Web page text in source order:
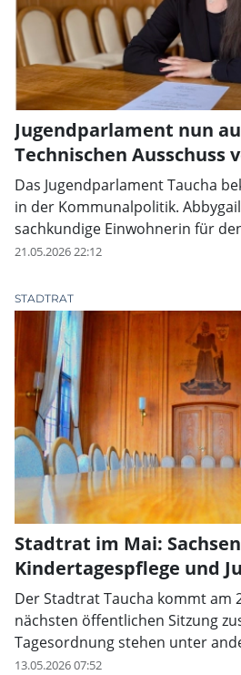
Jugendparlament nun
Technischen Ausschuss
Das Jugendparlament Taucha
in der Kommunalpolitik.
sachkundige Einwohnerin für
Ausschuss verpflichtet.
21.05.2026 22:12
STADTRAT
Stadtrat im Mai:
Kindertagespflege und
Der Stadtrat Taucha kommt am
nächsten öffentlichen Sitzung
Tagesordnung stehen unter
Millionenprojekte für den
13.05.2026 07:52